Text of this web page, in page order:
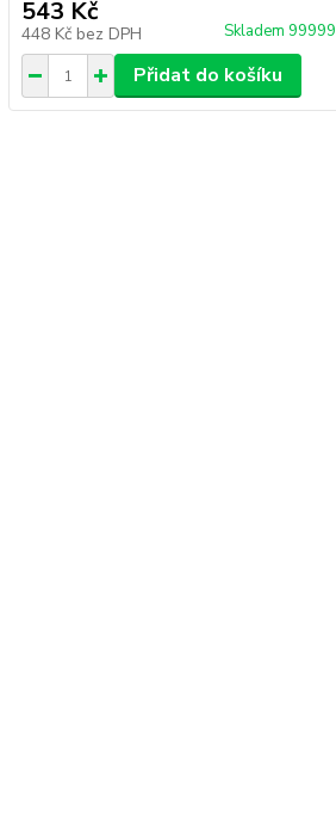
543 Kč
448 Kč bez DPH Skladem 99999
Přidat do košíku